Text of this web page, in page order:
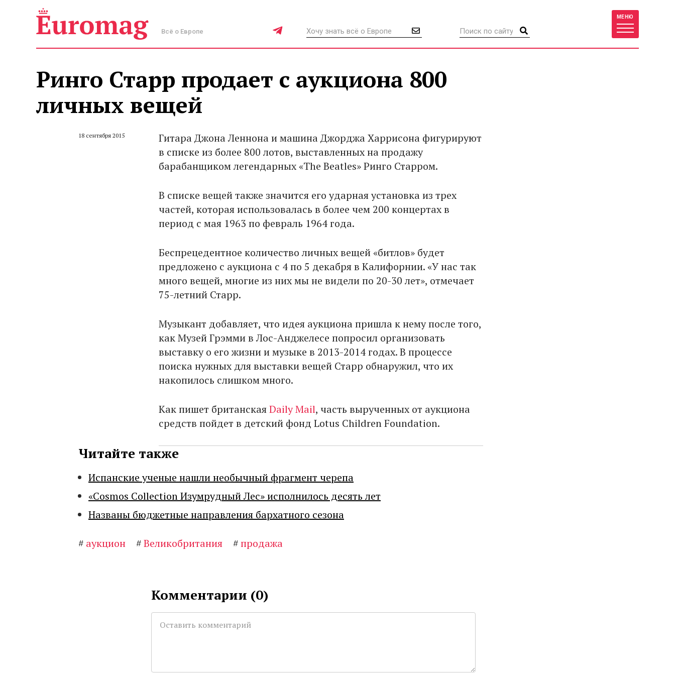
Всё о Европе
МЕНЮ
Ринго Старр продает с аукциона 800
личных вещей
18 сентября 2015
Гитара Джона Леннона и машина Джорджа Харрисона фигурируют
в списке из более 800 лотов, выставленных на продажу
барабанщиком легендарных «The Beatles» Ринго Старром.
В списке вещей также значится его ударная установка из трех
частей, которая использовалась в более чем 200 концертах в
период с мая 1963 по февраль 1964 года.
Беспрецедентное количество личных вещей «битлов» будет
предложено с аукциона с 4 по 5 декабря в Калифорнии. «У нас так
много вещей, многие из них мы не видели по 20-30 лет», отмечает
75-летний Старр.
Музыкант добавляет, что идея аукциона пришла к нему после того,
как Музей Грэмми в Лос-Анджелесе попросил организовать
выставку о его жизни и музыке в 2013-2014 годах. В процессе
поиска нужных для выставки вещей Старр обнаружил, что их
накопилось слишком много.
Как пишет британскаяDaily Mail, часть вырученных от аукциона
средств пойдет в детский фонд Lotus Children Foundation.
Читайте также
Испанские ученые нашли необычный фрагмент черепа
«Cosmos Collection Изумрудный Лес» исполнилось десять лет
Названы бюджетные направления бархатного сезона
# аукцион #Великобритания #продажа
Комментарии (0)